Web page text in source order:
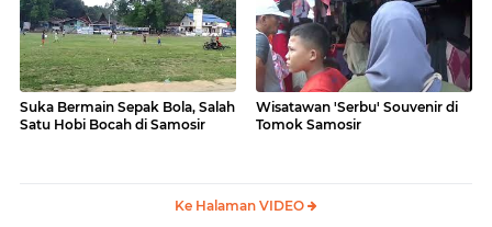
Suka Bermain Sepak Bola, Salah
Satu Hobi Bocah di Samosir
Wisatawan 'Serbu' Souvenir di
Tomok Samosir
Ke Halaman VIDEO